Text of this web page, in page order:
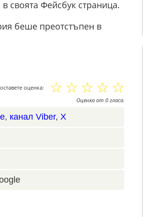
своята Фейсбук страница.
беше преотстъпен в
оценка: ☆
☆
☆
☆
☆
Оценка от 0гласа.
, канал Viber, X